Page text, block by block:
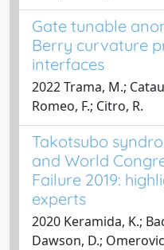
Gate tunable
Berry curvature
interfaces
2022 Trama, M.;
Romeo, F.; Citro, R.
Takotsubo
and World
Failure 2019:
experts
2020 Keramida, K.;
Dawson, D.;